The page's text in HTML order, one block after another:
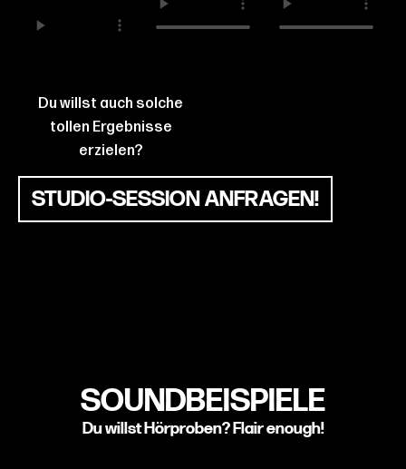
Du willst auch solche
tollen Ergebnisse
erzielen?
STUDIO-SESSION ANFRAGEN!
SOUNDBEISPIELE
Du willst Hörproben? Flair enough!